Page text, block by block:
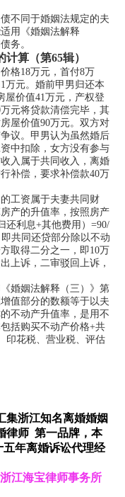
不同于婚姻法规定的夫
用《婚姻法解释
务。
算（第65辑）
格18万元，首付8万
万元。婚前甲男归还本
屋价值41万元，产权登
元将贷款清偿完毕，其
屋价值90万元。双方对
议。甲男认为虽然婚后
中扣除，女方没有参与
入属于共同收入，离婚
补偿，要求补偿款40万
工资属于夫妻共同财
产的升值率，按照房产
还利息+其他费用）=90/
即共同还贷部分除以不动
取得二分之一，即10万
上诉，二审驳回上诉，
婚姻法解释（三）》第
值部分的数额等于以夫
不动产升值率，是用不
括购买不动产价格+共
印花税、营业税、评估
集浙江知名离婚婚姻
律师 第一品牌，本
五年离婚诉讼代理经
江海宝律师事务所